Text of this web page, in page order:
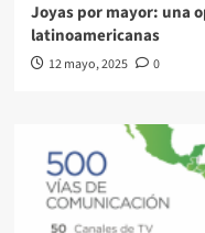
Joyas por mayor: una
latinoamericanas
12 mayo, 2025 0